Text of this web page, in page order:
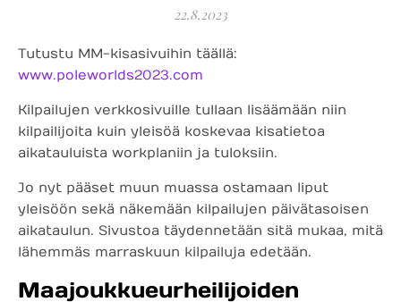
22.8.2023
Tutustu MM-kisasivuihin täällä:
www.poleworlds2023.com
Kilpailujen verkkosivuille tullaan lisäämään niin
kilpailijoita kuin yleisöä koskevaa kisatietoa
aikatauluista workplaniin ja tuloksiin.
Jo nyt pääset muun muassa ostamaan liput
yleisöön sekä näkemään kilpailujen päivätasoisen
aikataulun. Sivustoa täydennetään sitä mukaa, mitä
lähemmäs marraskuun kilpailuja edetään.
Maajoukkueurheilijoiden